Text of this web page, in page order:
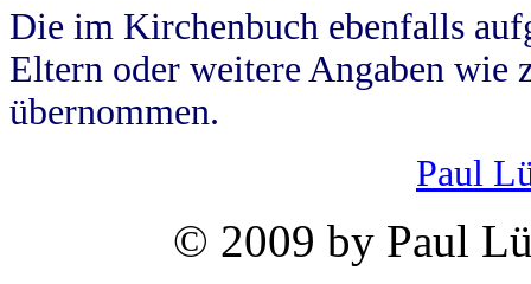
Die im Kirchenbuch ebenfalls
Eltern oder weitere Angaben wie
übernommen.
Paul
© 2009 by Paul